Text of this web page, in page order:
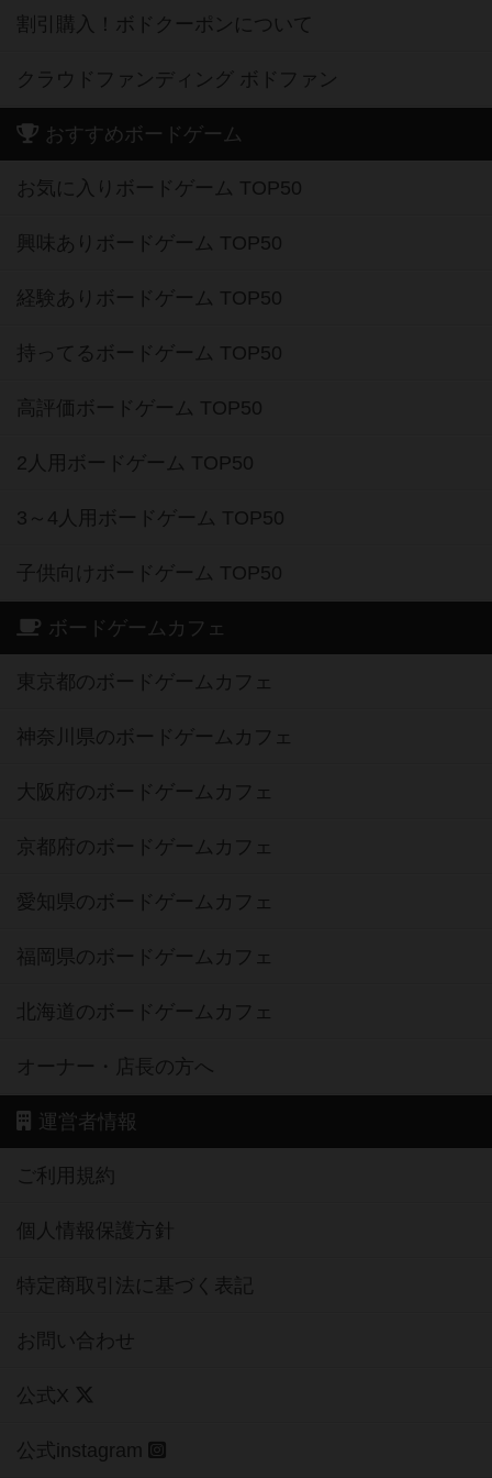
割引購入！ボドクーポンについて
クラウドファンディング ボドファン
おすすめボードゲーム
お気に入りボードゲーム TOP50
興味ありボードゲーム TOP50
経験ありボードゲーム TOP50
持ってるボードゲーム TOP50
高評価ボードゲーム TOP50
2人用ボードゲーム TOP50
3～4人用ボードゲーム TOP50
子供向けボードゲーム TOP50
ボードゲームカフェ
東京都のボードゲームカフェ
神奈川県のボードゲームカフェ
大阪府のボードゲームカフェ
京都府のボードゲームカフェ
愛知県のボードゲームカフェ
福岡県のボードゲームカフェ
北海道のボードゲームカフェ
オーナー・店長の方へ
運営者情報
ご利用規約
個人情報保護方針
特定商取引法に基づく表記
お問い合わせ
公式X
公式instagram